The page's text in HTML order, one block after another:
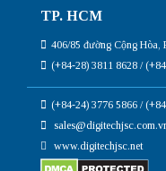
TP. HCM
406/85 đường Cộng
(+84-28) 3811 8628 /
(+84-24) 3776 5866 /
www.digitechjsc.net